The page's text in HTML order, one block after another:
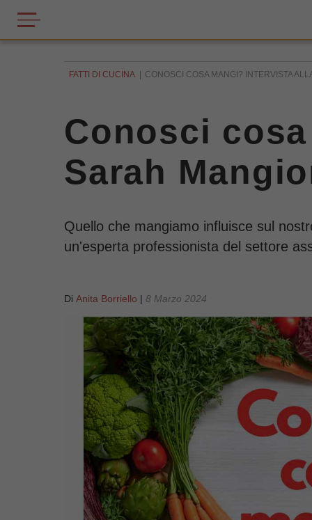
FATTI DI CUCINA CONOSCI COSA MANGI? INTERVISTA
Conosci
Sarah
Quello che mangiamo influisce sul
un'esperta professionista del settore
Di Anita Borriello | 8 Marzo 2024